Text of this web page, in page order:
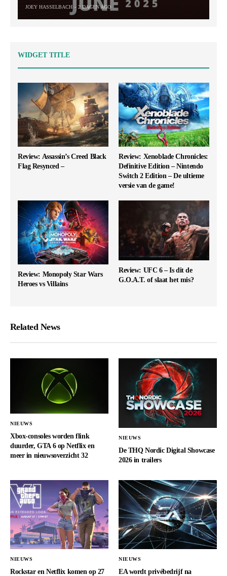
JOEY HASSELBACH 2 DAGEN AGO
WIDGET TITLE
Review: Assassin’s Creed Black
Flag Resynced –
Review: Xenoblade Chronicles:
Definitive Edition – Nintendo
Switch 2 Edition – De ultieme
versie van de game!
Review: Monopoly Star Wars
Heroes vs Villains
Review: UFC 6 – Is dit de
G.O.A.T. of slaat het mis?
Related News
NIEUWS
Xbox-consoles worden flink
duurder, GTA 6 op Netflix en
meer in nieuwsoverzicht 32
NIEUWS
De THQ Nordic Digital Showcase
2026 in trailers
NIEUWS
Rockstar en Netflix komen op 27
NIEUWS
EA wordt privébedrijf na